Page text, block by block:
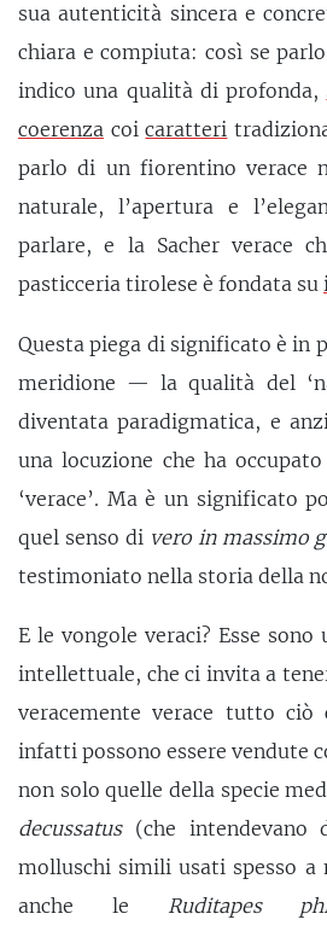
sua autenticità sincera e
chiara e compiuta: così se
indico una qualità di profonda,
coerenza coicaratteri
parlo di un fiorentino verace
naturale, l’apertura e
parlare, e la Sacher verace
pasticceria tirolese è fondata su
Questa piega di significato è in
meridione — la qualità del
diventata paradigmatica, e
una locuzione che ha
‘verace’. Ma è un significato
quel senso di vero in massimo
testimoniato nella storia della
E le vongole veraci? Esse sono
intellettuale, che ci invita a
veracemente verace tutto ciò
infatti possono essere vendute
non solo quelle della specie
decussatus(che intendevano
molluschi simili usati spesso a
anche le Ruditapes